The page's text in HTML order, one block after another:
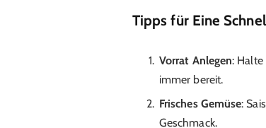
Tipps für Eine
Vorrat Anlegen: Halte
immer bereit.
Frisches Gemüse:
Geschmack.